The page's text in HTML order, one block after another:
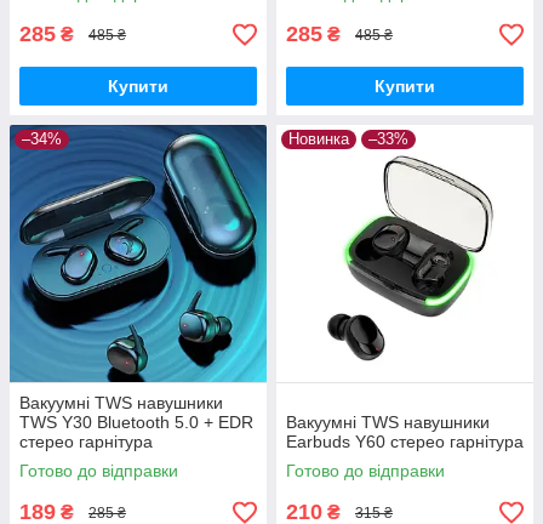
285 ₴ 485 ₴
Купити
285 ₴ 485 ₴
Купити
–34%
Вакуумні TWS навушники
TWS Y30 Bluetooth 5.0 + EDR
стерео гарнітура
Готово до відправки
189 ₴ 285 ₴
Новинка –33%
Вакуумні TWS навушники
Earbuds Y60 стерео гарнітура
Готово до відправки
210 ₴ 315 ₴